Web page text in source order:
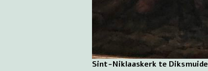
Sint-Niklaaskerk te Diksmuide